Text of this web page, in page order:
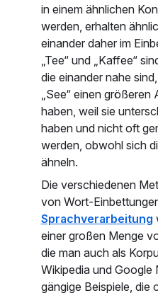
in einem ähnlichen
werden, erhalten
einander daher im
„Tee“ und „Kaffee“
die einander nahe
„See“ einen größeren
haben, weil sie
haben und nicht oft
werden, obwohl sich
ähneln.
Die verschiedenen
von Wort-
Sprachverarbeitung
einer großen Menge
die man auch als
Wikipedia und Google
gängige Beispiele, die